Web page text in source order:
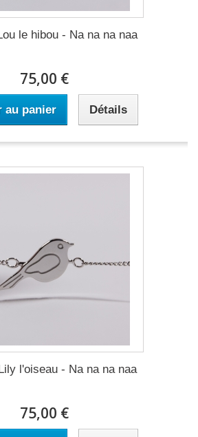
le hibou - Na na na naa
75,00 €
au panier Détails
l'oiseau - Na na na naa
75,00 €